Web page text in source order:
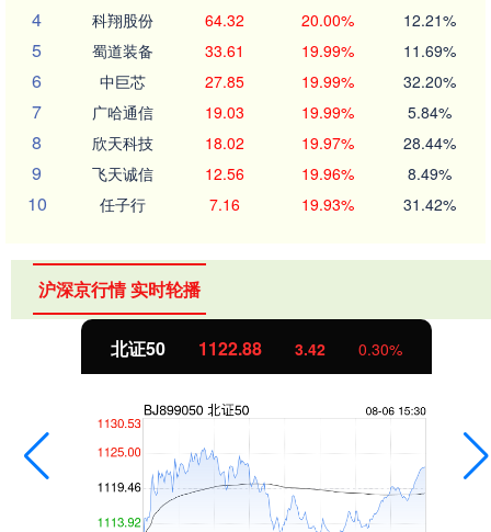
4 科翔股份 64.32 20.00% 12.21%
5 蜀道装备 33.61 19.99% 11.69%
6 中巨芯 27.85 19.99% 32.20%
7 广哈通信 19.03 19.99% 5.84%
8 欣天科技 18.02 19.97% 28.44%
9 飞天诚信 12.56 19.96% 8.49%
10 任子行 7.16 19.93% 31.42%
沪深京行情 实时轮播
北证50 1122.88 3.42 0.30%